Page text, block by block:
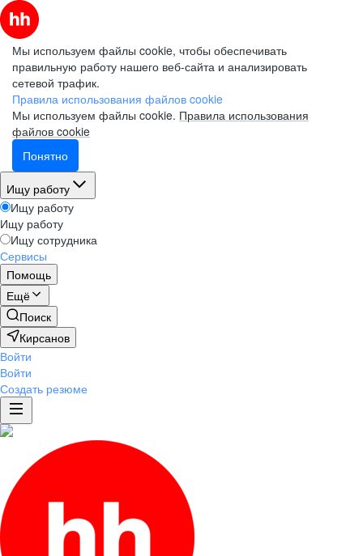
Мы используем файлы cookie, чтобы обеспечивать
правильную работу нашего веб-сайта и анализировать
сетевой трафик.
Правила использования файлов cookie
Мы используем файлы cookie. Правила использования
файлов cookie
Понятно
Ищу работу
Ищу работу
Ищу работу
Ищу сотрудника
Сервисы
Помощь
Ещё
Поиск
Кирсанов
Войти
Войти
Создать резюме